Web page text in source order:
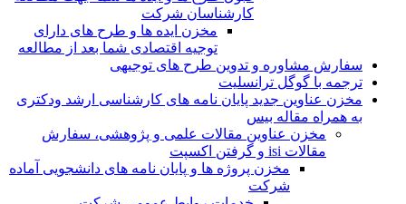
کارشناسان شرکت
مخزن ایده ها و طرح های دارای
توجیه اقتصادی شما بعد از مطالعه
سفارش مشاوره و تدوین طرح های توجیهی
ترجمه با گوگل ترانسلیت
مخزن عناوین جدید پایان نامه های کارشناسی ارشد ودکتری
به همراه مقاله بیس
مخزن عناوین مقالات علمی و پژوهشی، سفارش
مقالات isi و گرفتن اکسپت
مخزن پروژه ها و پایان نامه های دانشجویی آماده
شرکت